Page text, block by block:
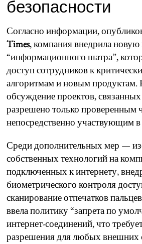
безопасности
Согласно информации,
Times, компания внедрила
“информационного шатра”,
доступ сотрудников к
алгоритмам и новым продуктам.
обсуждение проектов,
разрешено только проверенным
непосредственно участвующим в
Среди дополнительных мер —
собственных технологий на
подключенных к интернету,
биометрического контроля
сканирование отпечатков
ввела политику “запрета по
интернет-соединений, что
разрешения для любых внешних